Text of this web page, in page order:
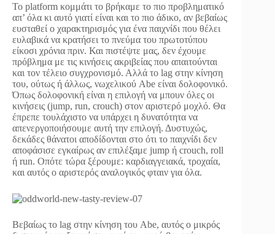
Το platform κομμάτι το βρήκαμε το πιο προβληματικό
απ’ όλα κι αυτό γιατί είναι και το πιο άδικο, αν βεβαίως
ευσταθεί ο χαρακτηρισμός για ένα παιχνίδι που θέλει
ευλαβικά να κρατήσει το πνεύμα του πρωτοτύπου
είκοσι χρόνια πριν. Και πιστέψτε μας, δεν έχουμε
πρόβλημα με τις κινήσεις ακριβείας που απαιτούνται
και τον τέλειο συγχρονισμό. Αλλά το lag στην κίνηση
του, ούτως ή άλλως, νωχελικού Abe είναι δολοφονικό.
Όπως δολοφονική είναι η επιλογή να μπουν όλες οι
κινήσεις (jump, run, crouch) στον αριστερό μοχλό. Θα
έπρεπε τουλάχιστο να υπάρχει η δυνατότητα να
απενεργοποιήσουμε αυτή την επιλογή. Δυστυχώς,
δεκάδες θάνατοι αποδίδονται στο ότι το παιχνίδι δεν
αποφάσισε εγκαίρως αν επιλέξαμε jump ή crouch, roll
ή run. Οπότε τώρα ξέρουμε: καρδιαγγειακά, τροχαία,
και αυτός ο αριστερός αναλογικός φταιν για όλα.
Βεβαίως το lag στην κίνηση του Abe, αυτός ο μικρός